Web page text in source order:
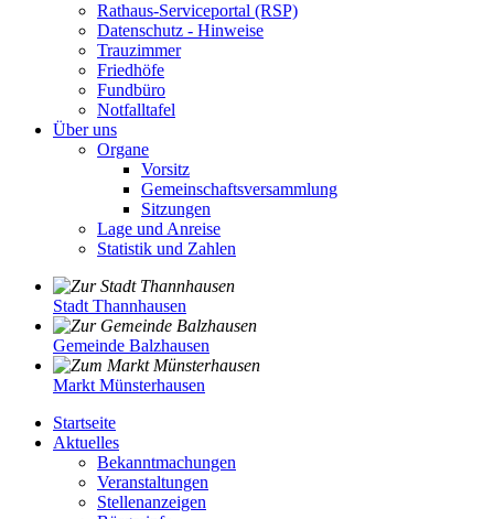
Rathaus-Serviceportal (RSP)
Datenschutz - Hinweise
Trauzimmer
Friedhöfe
Fundbüro
Notfalltafel
Über uns
Organe
Vorsitz
Gemeinschaftsversammlung
Sitzungen
Lage und Anreise
Statistik und Zahlen
Stadt Thannhausen
Gemeinde Balzhausen
Markt Münsterhausen
Startseite
Aktuelles
Bekanntmachungen
Veranstaltungen
Stellenanzeigen